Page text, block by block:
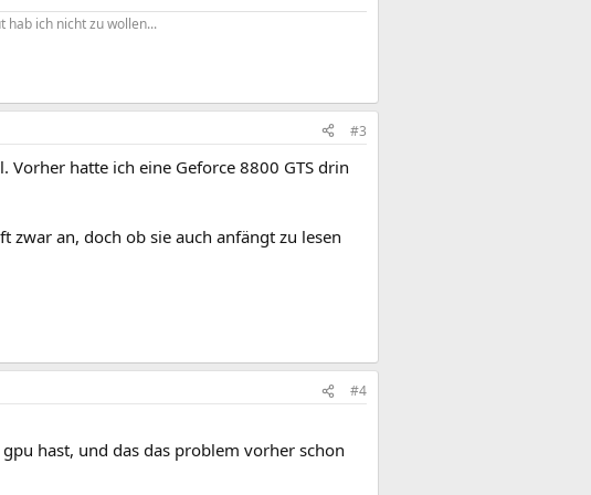
hab ich nicht zu wollen...
#3
Vorher hatte ich eine Geforce 8800 GTS drin
zwar an, doch ob sie auch anfängt zu lesen
#4
hast, und das das problem vorher schon